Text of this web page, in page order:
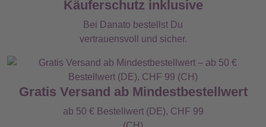
Käuferschutz inklusive
Bei Danato bestellst Du
vertrauensvoll und sicher.
Gratis Versand ab Mindestbestellwert
ab 50 € Bestellwert (DE), CHF 99